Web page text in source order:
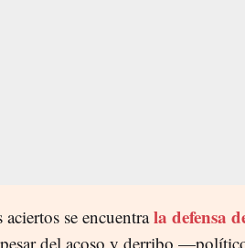
se encuentrala defensa
del acoso y derribo